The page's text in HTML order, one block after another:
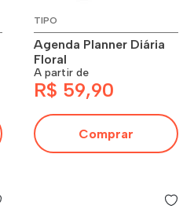
TIPO
Agenda Planner Diária
Floral
A partir de
R$ 59,90
Comprar